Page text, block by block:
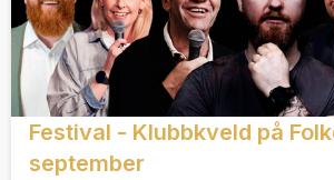
Festival - Klubbkveld på
september